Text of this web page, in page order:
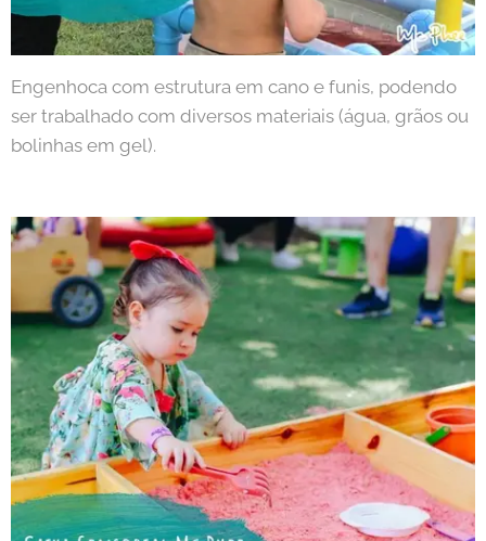
Engenhoca com estrutura em cano e funis, podendo
ser trabalhado com diversos materiais (água, grãos ou
bolinhas em gel).